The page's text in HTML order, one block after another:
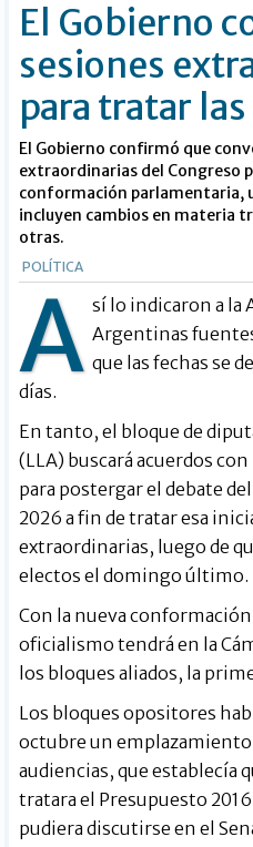
El Gobierno
sesiones
para tratar
El Gobierno confirmó que
extraordinarias del Congreso
conformación parlamentaria,
incluyen cambios en materia
otras.
POLÍTICA
A sí lo indicaron a la
Argentinas
que las fechas se
días.
En tanto, el bloque de
(LLA) buscará acuerdos
para postergar el debate
2026 a fin de tratar esa
extraordinarias, luego de
electos el domingo último.
Con la nueva conformación
oficialismo tendrá en la
los bloques aliados, la
Los bloques opositores
octubre un
audiencias, que establecía
tratara el Presupuesto
pudiera discutirse en el